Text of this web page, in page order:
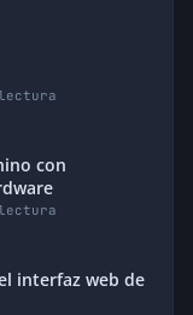
con
interfaz web de